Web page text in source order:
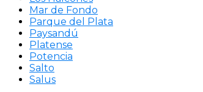
Mar de Fondo
Parque del Plata
Paysandú
Platense
Potencia
Salto
Salus